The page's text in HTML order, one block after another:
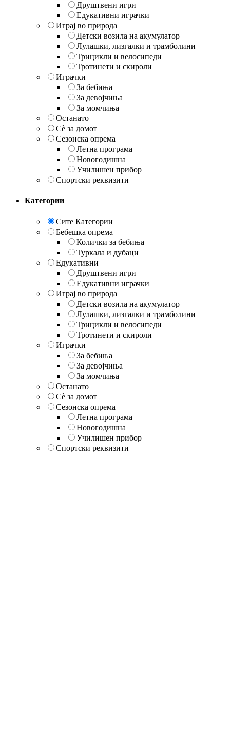
Друштвени игри
Едукативни играчки
Играј во природа
Детски возила на акумулатор
Лулашки, лизгалки и трамболини
Трицикли и велосипеди
Тротинети и скироли
Играчки
За бебиња
За девојчиња
За момчиња
Останато
Сè за домот
Сезонска опрема
Летна програма
Новогодишна
Училишен прибор
Спортски реквизити
Категории
Сите Категории
Бебешка опрема
Колички за бебиња
Туркала и дубаци
Едукативни
Друштвени игри
Едукативни играчки
Играј во природа
Детски возила на акумулатор
Лулашки, лизгалки и трамболини
Трицикли и велосипеди
Тротинети и скироли
Играчки
За бебиња
За девојчиња
За момчиња
Останато
Сè за домот
Сезонска опрема
Летна програма
Новогодишна
Училишен прибор
Спортски реквизити